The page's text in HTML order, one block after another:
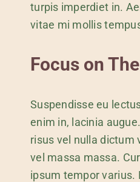
turpis imperdiet in.
vitae mi mollis
Focus on
Suspendisse eu
enim in, lacinia
risus vel nulla dictum
vel massa massa.
ipsum tempor varius.